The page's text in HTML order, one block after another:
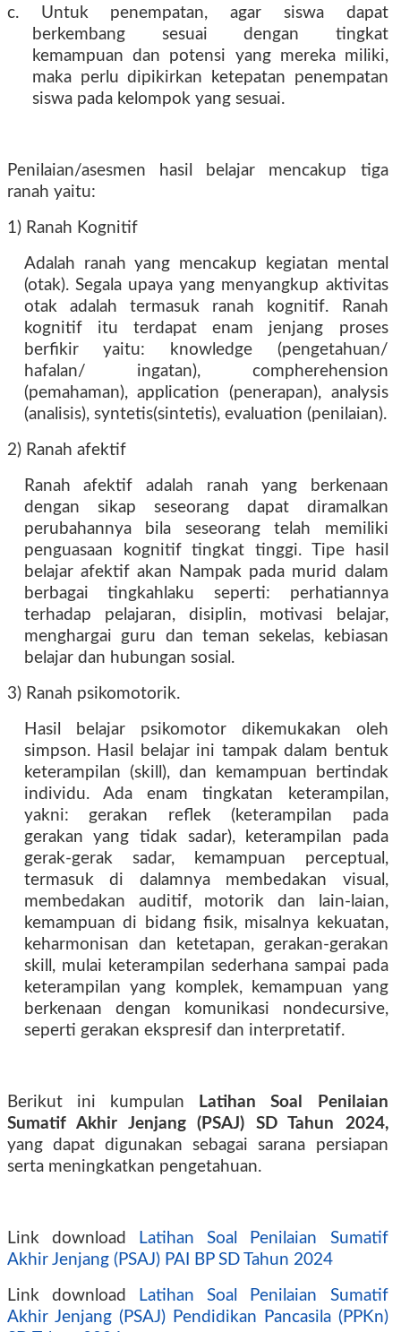
c. Untuk penempatan, agar siswa dapat
berkembang sesuai dengan tingkat
kemampuan dan potensi yang mereka miliki,
maka perlu dipikirkan ketepatan penempatan
siswa pada kelompok yang sesuai.
Penilaian/asesmen hasil belajar mencakup tiga
ranah yaitu:
1) Ranah Kognitif
Adalah ranah yang mencakup kegiatan mental
(otak). Segala upaya yang menyangkup aktivitas
otak adalah termasuk ranah kognitif. Ranah
kognitif itu terdapat enam jenjang proses
berfikir yaitu: knowledge (pengetahuan/
hafalan/ ingatan), compherehension
(pemahaman), application (penerapan), analysis
(analisis), syntetis(sintetis), evaluation (penilaian).
2) Ranah afektif
Ranah afektif adalah ranah yang berkenaan
dengan sikap seseorang dapat diramalkan
perubahannya bila seseorang telah memiliki
penguasaan kognitif tingkat tinggi. Tipe hasil
belajar afektif akan Nampak pada murid dalam
berbagai tingkahlaku seperti: perhatiannya
terhadap pelajaran, disiplin, motivasi belajar,
menghargai guru dan teman sekelas, kebiasan
belajar dan hubungan sosial.
3) Ranah psikomotorik.
Hasil belajar psikomotor dikemukakan oleh
simpson. Hasil belajar ini tampak dalam bentuk
keterampilan (skill), dan kemampuan bertindak
individu. Ada enam tingkatan keterampilan,
yakni: gerakan reflek (keterampilan pada
gerakan yang tidak sadar), keterampilan pada
gerak-gerak sadar, kemampuan perceptual,
termasuk di dalamnya membedakan visual,
membedakan auditif, motorik dan lain-laian,
kemampuan di bidang fisik, misalnya kekuatan,
keharmonisan dan ketetapan, gerakan-gerakan
skill, mulai keterampilan sederhana sampai pada
keterampilan yang komplek, kemampuan yang
berkenaan dengan komunikasi nondecursive,
seperti gerakan ekspresif dan interpretatif.
Berikut ini kumpulan
Latihan Soal Penilaian
Sumatif Akhir Jenjang (PSAJ) SD Tahun 2024,
yang dapat digunakan sebagai sarana persiapan
serta meningkatkan pengetahuan.
Link download
Latihan Soal Penilaian Sumatif
Akhir Jenjang (PSAJ) PAI BP SD Tahun 2024
Link download
Latihan Soal Penilaian Sumatif
Akhir Jenjang (PSAJ) Pendidikan Pancasila (PPKn)